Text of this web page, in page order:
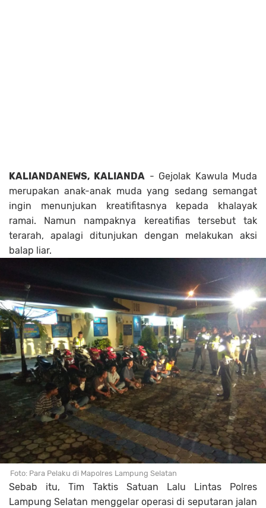
KALIANDANEWS, KALIANDA - Gejolak Kawula Muda
merupakan anak-anak muda yang sedang semangat
ingin menunjukan kreatifitasnya kepada khalayak
ramai. Namun nampaknya kereatifias tersebut tak
terarah, apalagi ditunjukan dengan melakukan aksi
balap liar.
Foto: Para Pelaku di Mapolres Lampung Selatan
Sebab itu, Tim Taktis Satuan Lalu Lintas Polres
Lampung Selatan menggelar operasi di seputaran jalan